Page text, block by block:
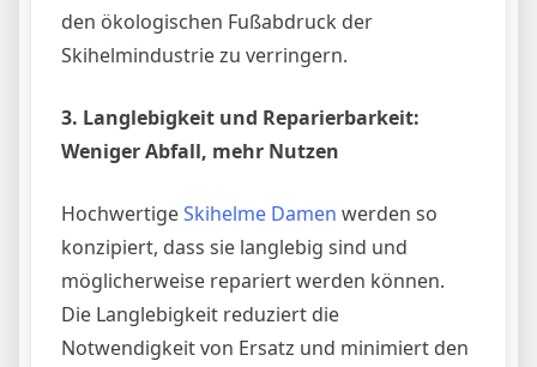
den ökologischen Fußabdruck der
Skihelmindustrie zu verringern.
3. Langlebigkeit und Reparierbarkeit:
Weniger Abfall, mehr Nutzen
HochwertigeSkihelme Damen werden so
konzipiert, dass sie langlebig sind und
möglicherweise repariert werden können.
Die Langlebigkeit reduziert die
Notwendigkeit von Ersatz und minimiert den